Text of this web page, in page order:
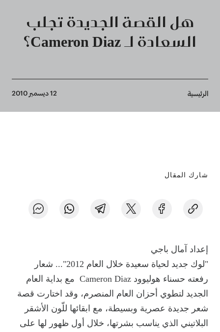
هل القصة الجديدة تجلب
السعادة لـ Cameron Diaz؟
Breadcrumb
الرئيسية 12 ديسمبر 2010
شارك المقال
إعداد آمال باجي
"لوك جديد لحياة سعيدة خلال العام 2012"... شعار
رفعته حسناء هوليوود Cameron Diaz مع بداية العام
الجديد لتطوي أحزان العام المنصرم، وقد اختارت قصة
شعر جديدة عصرية وبسيطة، مع ابقائها للّون الأشقر
البلاتيني الذي يناسب بشرتها، خلال أول ظهور لها على